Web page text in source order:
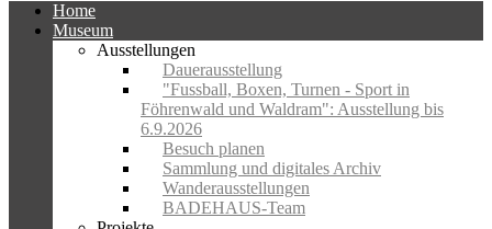
Home
Museum
Ausstellungen
Dauerausstellung
"Fussball, Boxen, Turnen - Sport in
Föhrenwald und Waldram": Ausstellung bis
6.9.2026
Besuch planen
Sammlung und digitales Archiv
Wanderausstellungen
BADEHAUS-Team